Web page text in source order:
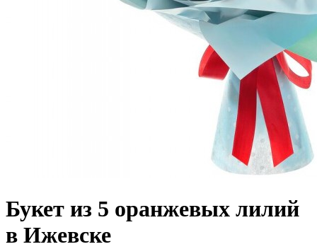
Букет из 5 оранжевых лилий
в Ижевске